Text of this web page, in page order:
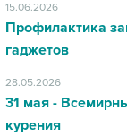
15.06.2026
Профилактика
гаджетов
28.05.2026
31 мая -
курения